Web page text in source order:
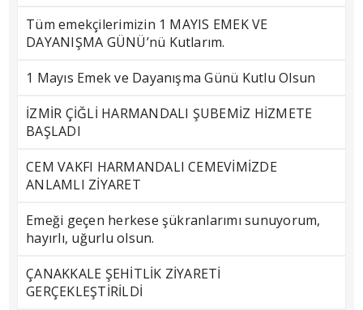
Tüm emekçilerimizin 1 MAYIS EMEK VE
DAYANIŞMA GÜNÜ’nü Kutlarım.
1 Mayıs Emek ve Dayanışma Günü Kutlu Olsun
İZMİR ÇİĞLİ HARMANDALI ŞUBEMİZ HİZMETE
BAŞLADI
CEM VAKFI HARMANDALI CEMEVİMİZDE
ANLAMLI ZİYARET
Emeği geçen herkese şükranlarımı sunuyorum,
hayırlı, uğurlu olsun.
ÇANAKKALE ŞEHİTLİK ZİYARETİ
GERÇEKLEŞTİRİLDİ